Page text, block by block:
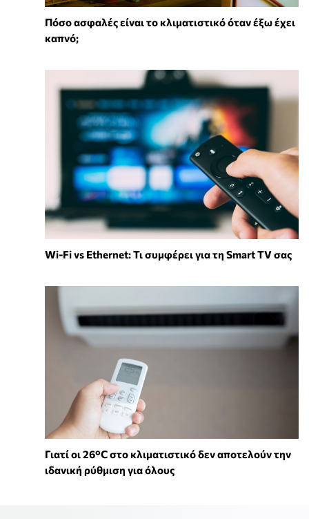
Πόσο ασφαλές είναι το κλιματιστικό όταν έξω έχει
καπνό;
Wi-Fi vs Ethernet: Τι συμφέρει για τη Smart TV σας
Γιατί οι 26°C στο κλιματιστικό δεν αποτελούν την
ιδανική ρύθμιση για όλους